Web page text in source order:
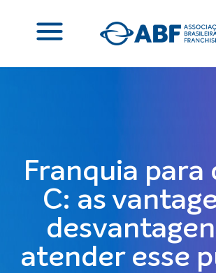
Franquia para
C: as
atender esse